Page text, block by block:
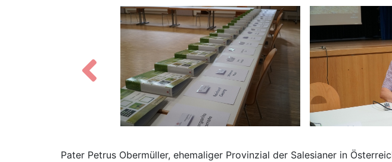
Zurück
Pater Petrus Obermüller, ehemaliger Provinzial der Salesianer in